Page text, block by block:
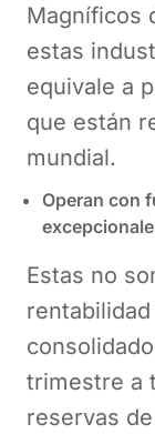
Magníficos
estas
equivale a
que están
mundial.
Operan con
Estas no
trimestre a
reservas